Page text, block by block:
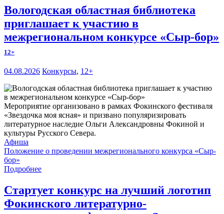
Вологодская областная библиотека
приглашает к участию в
межрегиональном конкурсе «Сыр-бор»
12+
04.08.2026 Конкурсы, 12+
Мероприятие организовано в рамках Фокинского фестиваля
«Звездочка моя ясная» и призвано популяризировать
литературное наследие Ольги Александровны Фокиной и
культуры Русского Севера.
Афиша
Положение о проведении межрегионального конкурса «Сыр-
бор»
Подробнее
Стартует конкурс на лучший логотип
Фокинского литературно-